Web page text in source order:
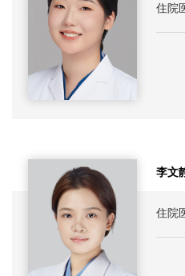
住院
李文
住院